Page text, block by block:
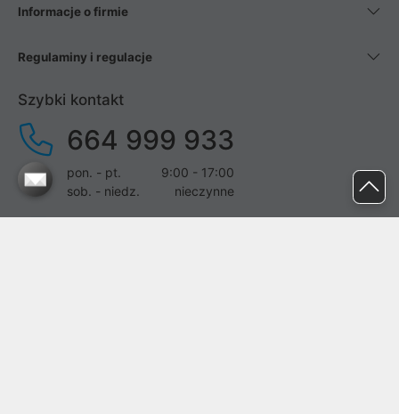
Informacje o firmie
Regulaminy i regulacje
Szybki kontakt
664 999 933
pon. - pt.
9:00 - 17:00
sob. - niedz.
nieczynne